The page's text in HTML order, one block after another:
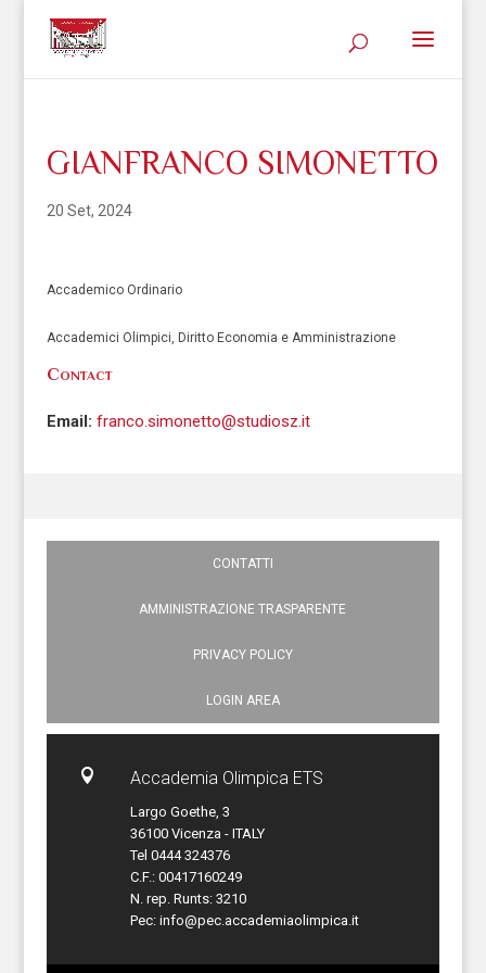
GIANFRANCO SIMONETTO
20 Set, 2024
Accademico Ordinario
Accademici Olimpici, Diritto Economia e Amministrazione
Contact
Email: franco.simonetto@studiosz.it
CONTATTI
AMMINISTRAZIONE TRASPARENTE
PRIVACY POLICY
LOGIN AREA
 Accademia Olimpica ETS
Largo Goethe, 3
36100 Vicenza - ITALY
Tel 0444 324376
C.F.: 00417160249
N. rep. Runts: 3210
Pec: info@pec.accademiaolimpica.it